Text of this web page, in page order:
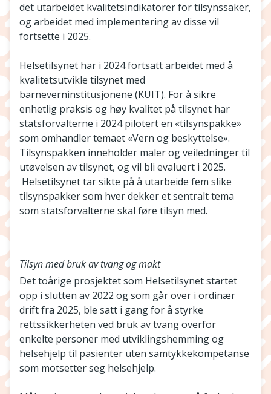
det utarbeidet kvalitetsindikatorer for tilsynssaker,
og arbeidet med implementering av disse vil
fortsette i 2025.
Helsetilsynet har i 2024 fortsatt arbeidet med å
kvalitetsutvikle tilsynet med
barneverninstitusjonene (KUIT). For å sikre
enhetlig praksis og høy kvalitet på tilsynet har
statsforvalterne i 2024 pilotert en «tilsynspakke»
som omhandler temaet «Vern og beskyttelse».
Tilsynspakken inneholder maler og veiledninger til
utøvelsen av tilsynet, og vil bli evaluert i 2025.
Helsetilsynet tar sikte på å utarbeide fem slike
tilsynspakker som hver dekker et sentralt tema
som statsforvalterne skal føre tilsyn med.
Tilsyn med bruk av tvang og makt
Det toårige prosjektet som Helsetilsynet startet
opp i slutten av 2022 og som går over i ordinær
drift fra 2025, ble satt i gang for å styrke
rettssikkerheten ved bruk av tvang overfor
enkelte personer med utviklingshemming og
helsehjelp til pasienter uten samtykkekompetanse
som motsetter seg helsehjelp.